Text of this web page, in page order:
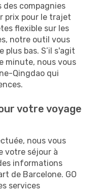
des compagnies
prix pour le trajet
flexible sur les
notre outil vous
plus bas. S’il s'agit
minute, nous vous
Qingdao qui
votre voyage
nous vous
votre séjour à
informations
de Barcelone. GO
services